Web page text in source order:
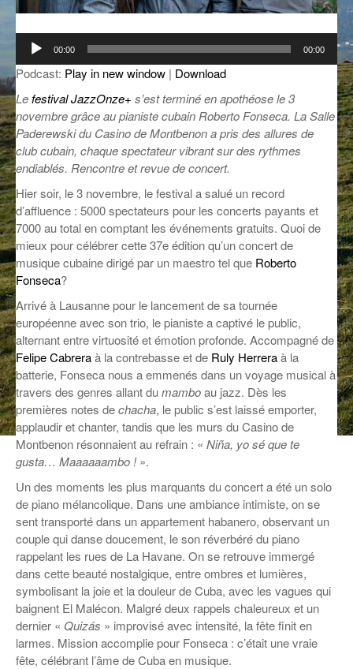
IL ÉTAIT UNE FOIS
L’ASTUCE DE LA PORTE EN BOIS
LA FABRIK POÉTIK
LA MINUTE LITTÉRAIRE
MUSIQUE DES ANTIPODES
NOS ANCIENS
SONORIK
THEME FORCE
ZIRCONIUM
ANCIENNES ÉMISSIONS
Lecteur
audio
00:00 00:00
Podcast: Play in new window | Download
Lefestival JazzOnze+ s’est terminé en apothéose le 3
novembre grâce au pianiste cubain Roberto Fonseca. La Salle
Paderewski du Casino de Montbenon a pris des allures de
club cubain, chaque spectateur vibrant sur des rythmes
endiablés. Rencontre et revue de concert.
Hier soir, le 3 novembre, le festival a salué un record
d’affluence : 5000 spectateurs pour les concerts payants et
7000 au total en comptant les événements gratuits. Quoi de
mieux pour célébrer cette 37e édition qu’un concert de
musique cubaine dirigé par un maestro tel que Roberto
Fonseca?
Arrivé à Lausanne pour le lancement de sa tournée
européenne avec son trio, le pianiste a captivé le public,
alternant entre virtuosité et émotion profonde. Accompagné de
Felipe Cabreraà la contrebasse et de Ruly Herreraà la
batterie, Fonseca nous a emmenés dans un voyage musical à
travers des genres allant dumamboau jazz. Dès les
premières notes dechacha, le public s’est laissé emporter,
applaudir et chanter, tandis que les murs du Casino de
Montbenon résonnaient au refrain : « Niña, yo sé que te
gusta… Maaaaaambo !».
Un des moments les plus marquants du concert a été un solo
de piano mélancolique. Dans une ambiance intimiste, on se
sent transporté dans un appartement habanero, observant un
couple qui danse doucement, le son réverbéré du piano
rappelant les rues de La Havane. On se retrouve immergé
dans cette beauté nostalgique, entre ombres et lumières,
symbolisant la joie et la douleur de Cuba, avec les vagues qui
baignent El Malécon. Malgré deux rappels chaleureux et un
dernier « Quizás » improvisé avec intensité, la fête finit en
larmes. Mission accomplie pour Fonseca : c’était une vraie
fête, célébrant l’âme de Cuba en musique.